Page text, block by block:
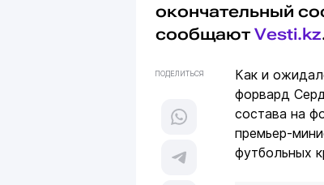
окончательный
сообщают Vesti.kz
ПОДЕЛИТЬСЯ
Как и
форвард
состава на
премьер-
футбольных